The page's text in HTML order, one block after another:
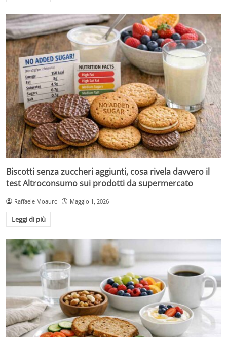
Biscotti senza zuccheri aggiunti, cosa rivela davvero il
test Altroconsumo sui prodotti da supermercato
Raffaele Moauro Maggio 1, 2026
Leggi di più